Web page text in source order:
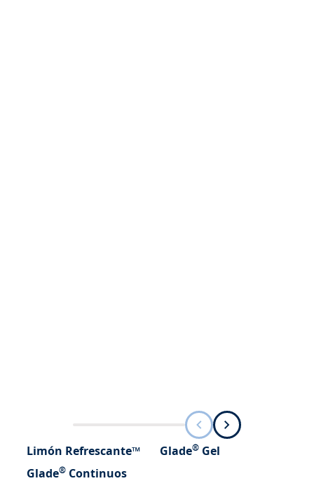
Limón Refrescante™ Glade® Gel
Glade® Continuos